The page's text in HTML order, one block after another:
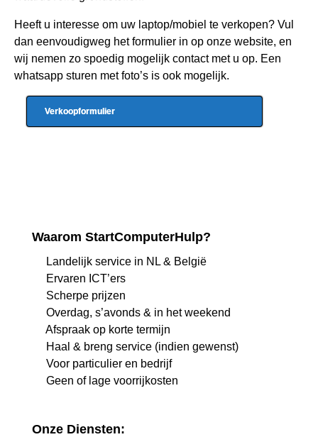
Heeft u interesse om uw laptop/mobiel te verkopen? Vul
dan eenvoudigweg het formulier in op onze website, en
wij nemen zo spoedig mogelijk contact met u op. Een
whatsapp sturen met foto’s is ook mogelijk.
Verkoopformulier
Waarom StartComputerHulp?
Landelijk service in NL & België
Ervaren ICT’ers
Scherpe prijzen
Overdag, s’avonds & in het weekend
Afspraak op korte termijn
Haal & breng service (indien gewenst)
Voor particulier en bedrijf
Geen of lage voorrijkosten
Onze Diensten: